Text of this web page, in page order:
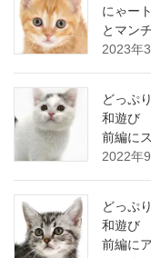
にゃー
とマン
2023年
どっぷ
和遊び
前編に
2022年
どっぷ
和遊び
前編に